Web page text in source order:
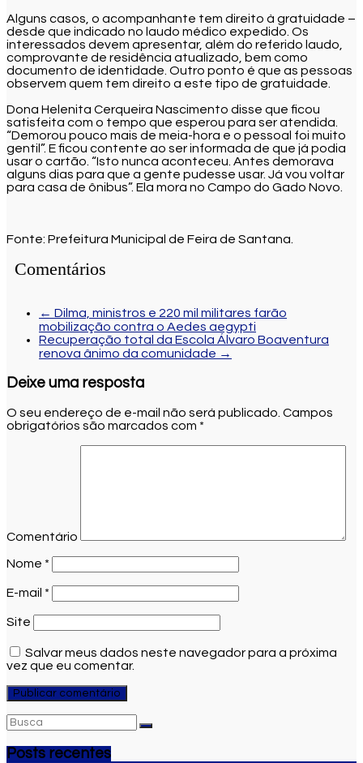
Alguns casos, o acompanhante tem direito à gratuidade –
desde que indicado no laudo médico expedido. Os
interessados devem apresentar, além do referido laudo,
comprovante de residência atualizado, bem como
documento de identidade. Outro ponto é que as pessoas
observem quem tem direito a este tipo de gratuidade.
Dona Helenita Cerqueira Nascimento disse que ficou
satisfeita com o tempo que esperou para ser atendida.
“Demorou pouco mais de meia-hora e o pessoal foi muito
gentil”. E ficou contente ao ser informada de que já podia
usar o cartão. “Isto nunca aconteceu. Antes demorava
alguns dias para que a gente pudesse usar. Já vou voltar
para casa de ônibus”. Ela mora no Campo do Gado Novo.
Fonte: Prefeitura Municipal de Feira de Santana.
Comentários
← Dilma, ministros e 220 mil militares farão
mobilização contra o Aedes aegypti
Recuperação total da Escola Álvaro Boaventura
renova ânimo da comunidade →
Deixe uma resposta
O seu endereço de e-mail não será publicado. Campos
obrigatórios são marcados com *
Comentário
Nome *
E-mail *
Site
Salvar meus dados neste navegador para a próxima
vez que eu comentar.
Posts recentes